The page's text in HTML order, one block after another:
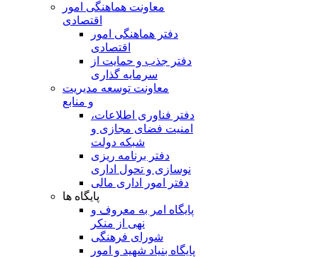
معاونت هماهنگی امور
اقتصادی
دفتر هماهنگی امور
اقتصادی
دفتر جذب و حمایت از
سرمایه گذاری
معاونت توسعه مدیریت
و منابع
دفتر فناوری اطلاعات،
امنیت فضای مجازی و
شبکه دولت
دفتر برنامه ریزی
نوسازی و تحول اداری
دفتر امور اداری مالی
پایگاه ها
پایگاه امر به معروف و
نهی از منکر
شورای فرهنگی
پایگاه بنیاد شهید و امور